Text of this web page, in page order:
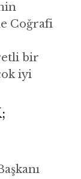
Coğrafi
bir
iyi